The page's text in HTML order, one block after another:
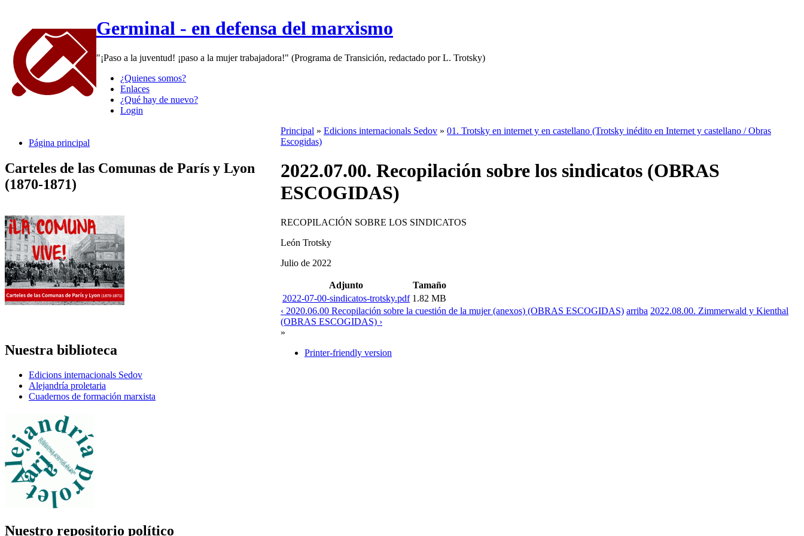
Germinal - en defensa del marxismo
"¡Paso a la juventud! ¡paso a la mujer trabajadora!" (Programa de Transición, redactado por L. Trotsky)
¿Quienes somos?
Enlaces
¿Qué hay de nuevo?
Login
Página principal
Carteles de las Comunas de París y Lyon
(1870-1871)
Nuestra biblioteca
Edicions internacionals Sedov
Alejandría proletaria
Cuadernos de formación marxista
Nuestro repositorio político
Principal » Edicions internacionals Sedov » 01. Trotsky en internet y en castellano (Trotsky inédito en Internet y castellano / Obras
Escogidas)
2022.07.00. Recopilación sobre los sindicatos (OBRAS
ESCOGIDAS)
RECOPILACIÓN SOBRE LOS SINDICATOS
León Trotsky
Julio de 2022
Adjunto
Tamaño
2022-07-00-sindicatos-trotsky.pdf 1.82 MB
‹ 2020.06.00 Recopilación sobre la cuestión de la mujer (anexos) (OBRAS ESCOGIDAS) arriba 2022.08.00. Zimmerwald y Kienthal
(OBRAS ESCOGIDAS) ›
»
Printer-friendly version